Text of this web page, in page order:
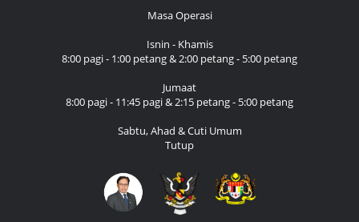
Masa Operasi
Isnin - Khamis
8:00 pagi - 1:00 petang & 2:00 petang - 5:00 petang
Jumaat
8:00 pagi - 11:45 pagi & 2:15 petang - 5:00 petang
Sabtu, Ahad & Cuti Umum
Tutup